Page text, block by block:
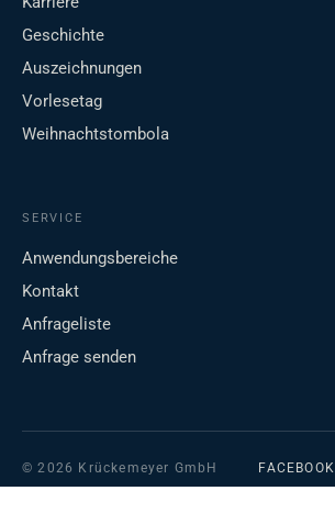
Geschichte
Auszeichnungen
Vorlesetag
Weihnachtstombola
SERVICE
Anwendungsbereiche
Kontakt
Anfrageliste
Anfrage senden
© 2026 Krückemeyer GmbH FACEBOOK